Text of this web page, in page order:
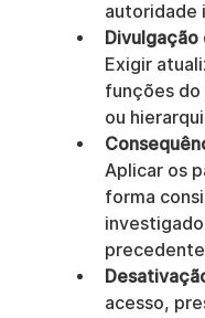
autoridade
Exigir
funções
ou
Aplicar os
forma
acesso,